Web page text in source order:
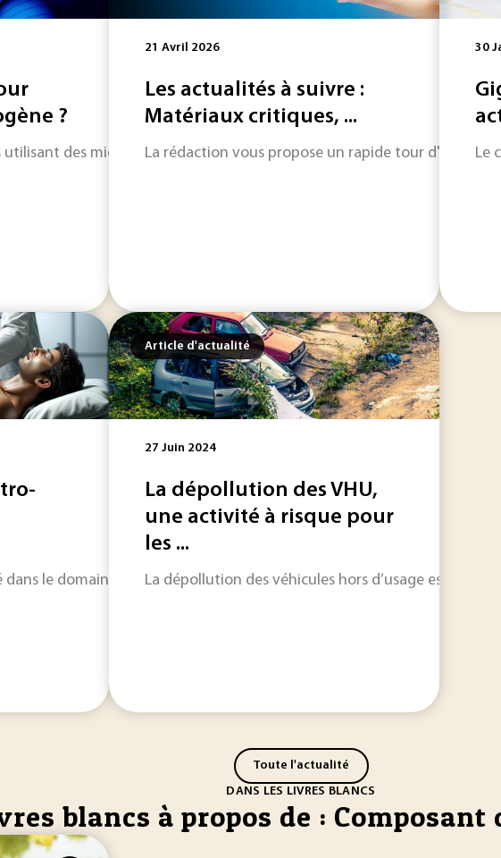
?
des micro-ondes permettraient d’avoir de l’hydrogène
21 Avril 2026
Les actualités à suivre :
Matériaux critiques, ...
La rédaction vous propose un rapide tour
30
Le
le domaine des matériaux en ce mois de mai ? Un nouveau
Article d'actualité
27 Juin 2024
La dépollution des VHU,
une activité à risque pour
les ...
La dépollution des véhicules hors d’usage est une
Toute l'actualité
DANS LES LIVRES BLANCS
blancs à propos de : Composant